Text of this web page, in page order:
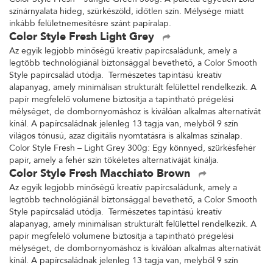
színárnyalata hideg, szürkészöld, időtlen szín. Mélysége miatt
inkább felületnemesítésre szánt papíralap.
Color Style Fresh Light Grey
Az egyik legjobb minőségű kreatív papírcsaládunk, amely a
legtöbb technológiánál biztonsággal bevethető, a Color Smooth
Style papírcsalád utódja. Természetes tapintású kreatív
alapanyag, amely minimálisan strukturált felülettel rendelkezik. A
papír megfelelő volumene biztosítja a tapintható prégelési
mélységet, de dombornyomáshoz is kiválóan alkalmas alternatívát
kínál. A papírcsaládnak jelenleg 13 tagja van, melyből 9 szín
világos tónusú, azaz digitális nyomtatásra is alkalmas színalap.
Color Style Fresh – Light Grey 300g: Egy könnyed, szürkésfehér
papír, amely a fehér szín tökéletes alternatíváját kínálja.
Color Style Fresh Macchiato Brown
Az egyik legjobb minőségű kreatív papírcsaládunk, amely a
legtöbb technológiánál biztonsággal bevethető, a Color Smooth
Style papírcsalád utódja. Természetes tapintású kreatív
alapanyag, amely minimálisan strukturált felülettel rendelkezik. A
papír megfelelő volumene biztosítja a tapintható prégelési
mélységet, de dombornyomáshoz is kiválóan alkalmas alternatívát
kínál. A papírcsaládnak jelenleg 13 tagja van, melyből 9 szín